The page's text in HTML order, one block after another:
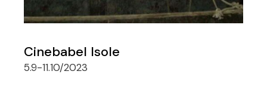
Cinebabel Isole
5.9-11.10/2023